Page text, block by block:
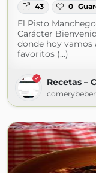
43 0
El Pisto
Carácter
donde hoy vamos
favoritos (...)
Recetas –